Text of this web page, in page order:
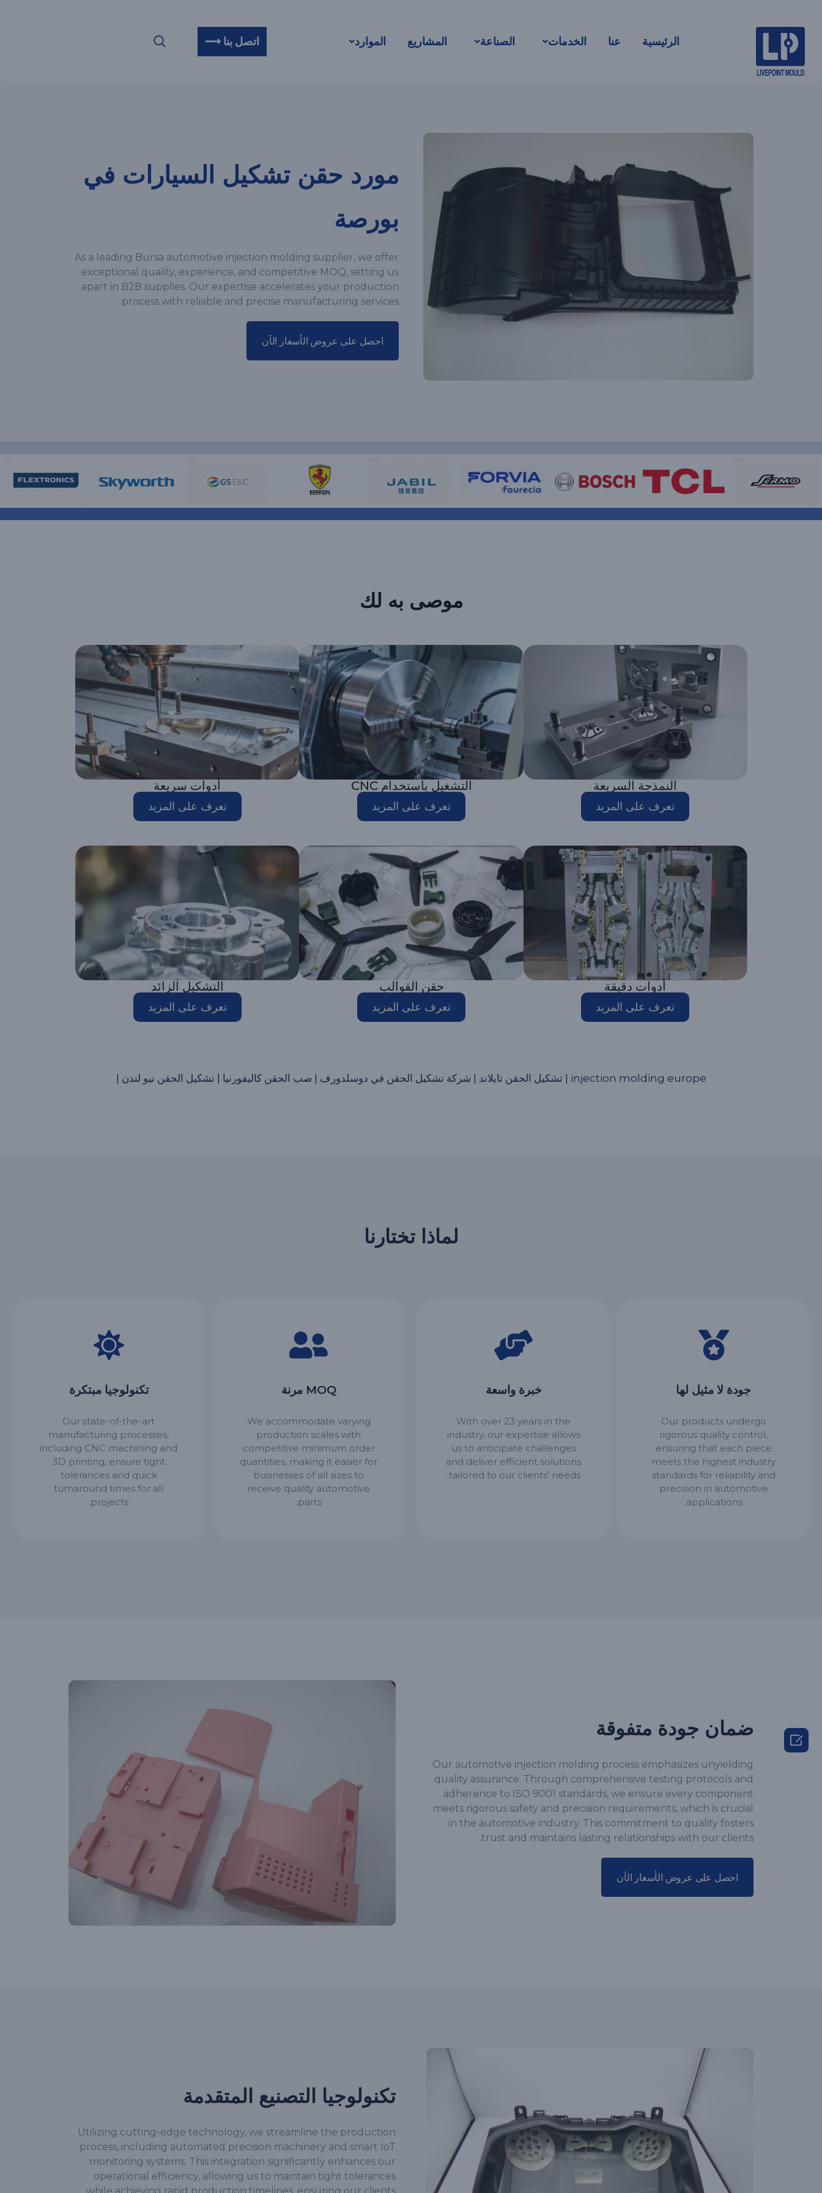
الرئيسية عنا الخدمات الصناعة المشاريع الموارد اتصل بنا ⟶
مورد حقن تشكيل السيارات في
بورصة
As a leading Bursa automotive injection molding supplier, we offer
exceptional quality, experience, and competitive MOQ, setting us
apart in B2B supplies. Our expertise accelerates your production
process with reliable and precise manufacturing services.
احصل على عروض الأسعار الآن
موصى به لك
النمذجة السريعة
تعرف على المزيد
التشغيل باستخدام CNC
تعرف على المزيد
أدوات سريعة
تعرف على المزيد
أدوات دقيقة
تعرف على المزيد
حقن القوالب
تعرف على المزيد
التشكيل الزائد
تعرف على المزيد
injection molding europe تشكيل الحقن تايلاند شركة تشكيل الحقن في دوسلدورف صب الحقن كاليفورنيا تشكيل الحقن نيو لندن
لماذا تختارنا
جودة لا مثيل لها
Our products undergo
rigorous quality control,
ensuring that each piece
meets the highest industry
standards for reliability and
precision in automotive
applications.
خبرة واسعة
With over 23 years in the
industry, our expertise allows
us to anticipate challenges
and deliver efficient solutions
tailored to our clients' needs.
MOQ مرنة
We accommodate varying
production scales with
competitive minimum order
quantities, making it easier for
businesses of all sizes to
receive quality automotive
parts.
تكنولوجيا مبتكرة
Our state-of-the-art
manufacturing processes,
including CNC machining and
3D printing, ensure tight
tolerances and quick
turnaround times for all
projects.
ضمان جودة متفوقة
Our automotive injection molding process emphasizes unyielding
quality assurance. Through comprehensive testing protocols and
adherence to ISO 9001 standards, we ensure every component
meets rigorous safety and precision requirements, which is crucial
in the automotive industry. This commitment to quality fosters
trust and maintains lasting relationships with our clients.
احصل على عروض الأسعار الآن
تكنولوجيا التصنيع المتقدمة
Utilizing cutting-edge technology, we streamline the production
process, including automated precision machinery and smart IoT
monitoring systems. This integration significantly enhances our
operational efficiency, allowing us to maintain tight tolerances
